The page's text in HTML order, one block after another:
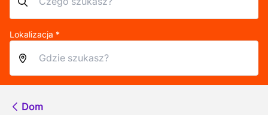
Lokalizacja *
Dom